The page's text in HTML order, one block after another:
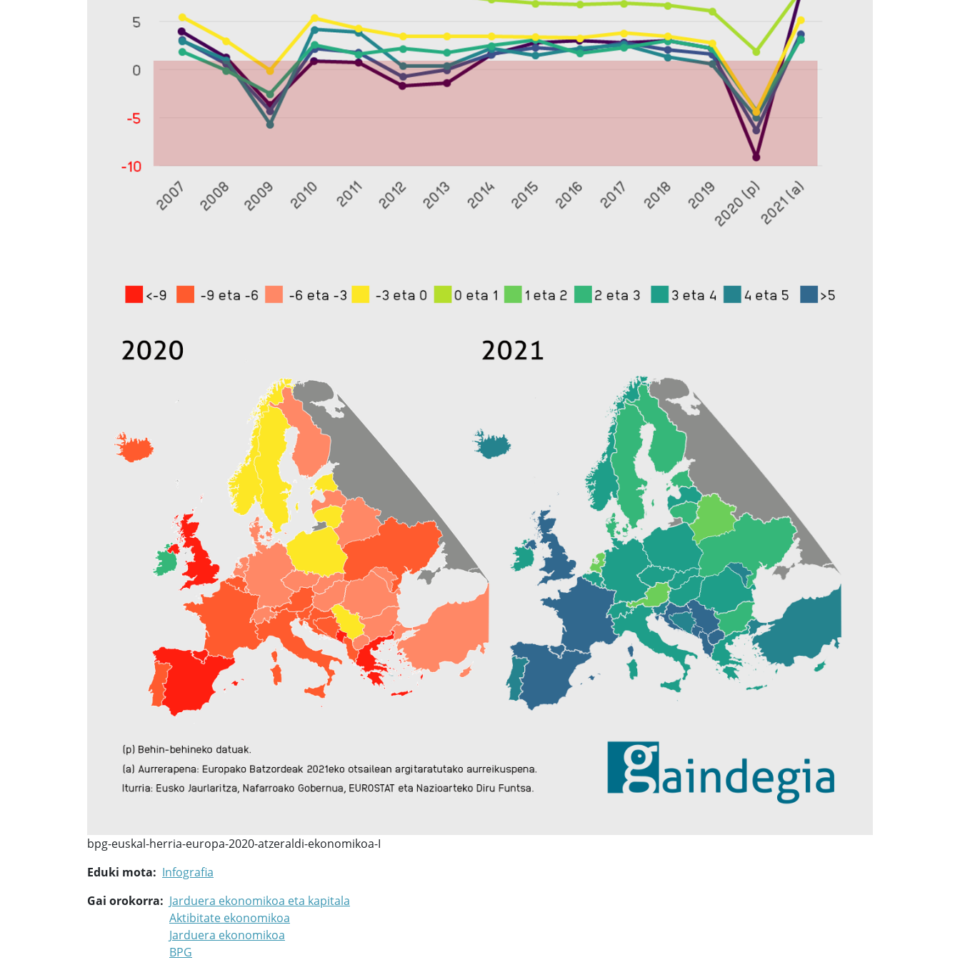
bpg-euskal-herria-europa-2020-atzeraldi-ekonomikoa-I
Eduki mota
Infografia
Gai orokorra
Jarduera ekonomikoa eta kapitala
Aktibitate ekonomikoa
Jarduera ekonomikoa
BPG